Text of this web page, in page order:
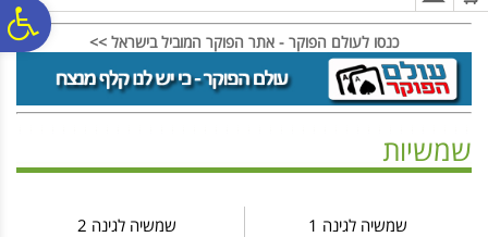
כנסו לעולם הפוקר - אתר הפוקר המוביל בישראל >>
שמשיות
שמשיה לגינה 1 שמשיה לגינה 2